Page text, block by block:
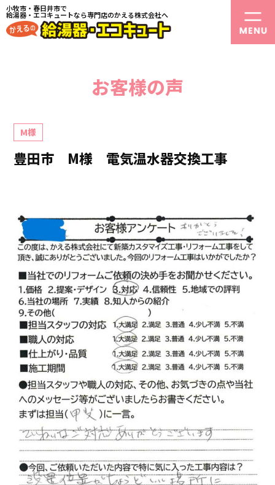
小牧市・春日井市で
給湯器・エコキュートなら専門店のかえる株式会社へ
お客様の声
M様
豊田市 M様 電気温水器交換工事